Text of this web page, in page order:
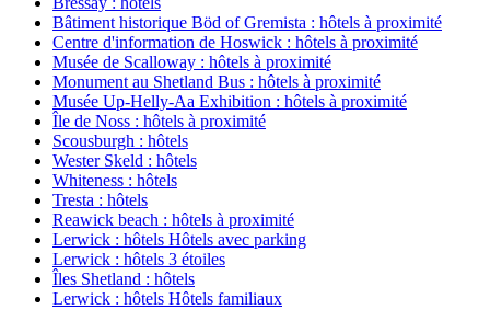
Bâtiment historique Böd of Gremista : hôtels à proximité
Centre d'information de Hoswick : hôtels à proximité
Musée de Scalloway : hôtels à proximité
Monument au Shetland Bus : hôtels à proximité
Musée Up-Helly-Aa Exhibition : hôtels à proximité
Île de Noss : hôtels à proximité
Scousburgh : hôtels
Wester Skeld : hôtels
Whiteness : hôtels
Tresta : hôtels
Reawick beach : hôtels à proximité
Lerwick : hôtels Hôtels avec parking
Lerwick : hôtels 3 étoiles
Îles Shetland : hôtels
Lerwick : hôtels Hôtels familiaux